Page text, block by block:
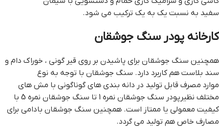
سفید به نسبت یک به یک ترکیب می شود.
کارخانه پودر سنگ جوشقان
همچنین سنگ جوشقان برای پاشیدن بر روی قیر گونی ، خوراک دام و
سند بلاست هم کاربرد دارد. سنگ جوشقان با توجه به نوع
موارد مصرف قابل تولید در دانه بندی های گوناگونی با مش های
مختلف نظیرپودر سنگ جوشقان نمره 1 تا سنگ جوشقان نمره 5 با
کیفیت معمولی یا ممتاز است. همچنین سنگ جوشقان بادامی برای
مصارف خاص هم تولید می گردد.